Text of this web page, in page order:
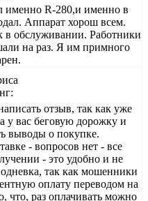
именно R-280,и именно в
Аппарат хорош всем.
в обслуживании. Работники
на раз. Я им примного
отзыв, так как уже
у вас беговую дорожку и
выводы о покупке.
- вопросов нет - все
- это удобно и не
так как мошенники
оплату переводом на
что, раз оплачивать можно